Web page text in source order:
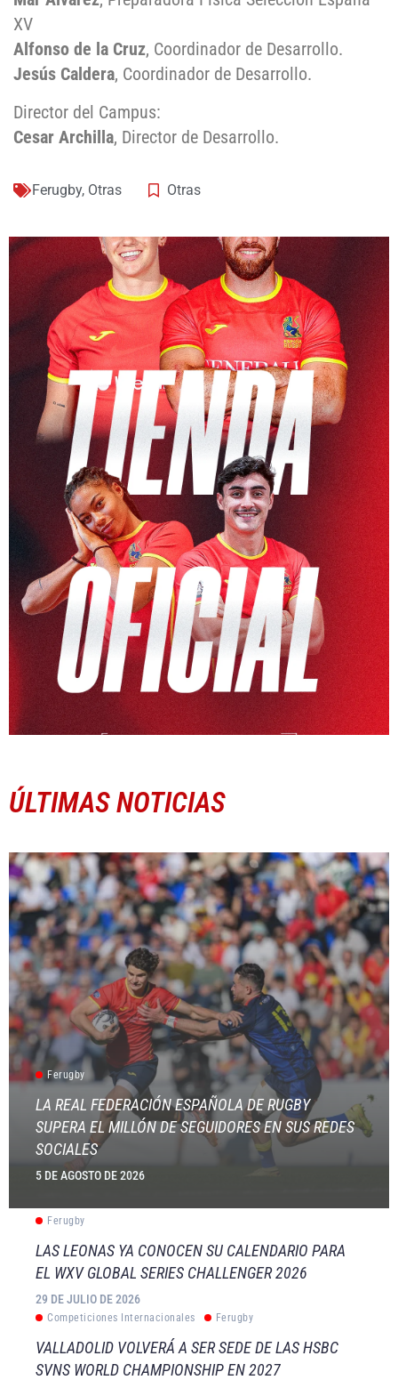
XV
Alfonso de la Cruz, Coordinador de Desarrollo.
Jesús Caldera, Coordinador de Desarrollo.
Director del Campus:
Cesar Archilla, Director de Desarrollo.
Ferugby, Otras Otras
ÚLTIMAS NOTICIAS
Ferugby
LA REAL FEDERACIÓN ESPAÑOLA DE RUGBY
SUPERA EL MILLÓN DE SEGUIDORES EN SUS REDES
SOCIALES
5 DE AGOSTO DE 2026
Ferugby
LAS LEONAS YA CONOCEN SU CALENDARIO PARA
EL WXV GLOBAL SERIES CHALLENGER 2026
29 DE JULIO DE 2026
Competiciones Internacionales Ferugby
VALLADOLID VOLVERÁ A SER SEDE DE LAS HSBC
SVNS WORLD CHAMPIONSHIP EN 2027